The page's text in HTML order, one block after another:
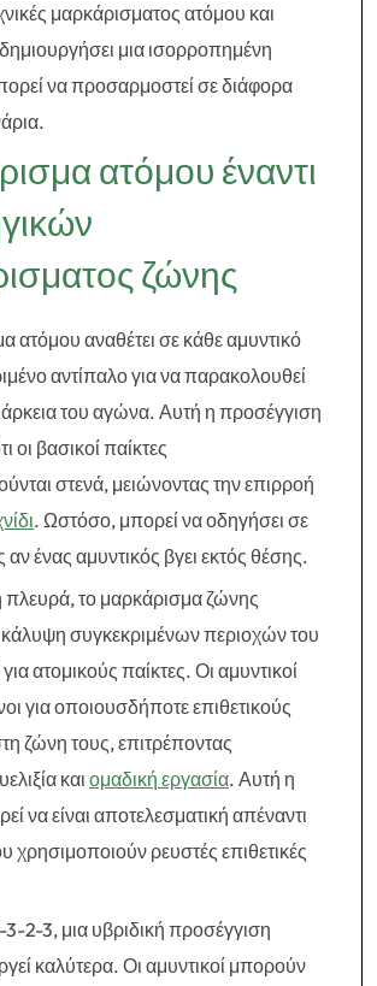
μαρκάρισματος ατόμου και
μια ισορροπημένη
να προσαρμοστεί σε διάφορα
ατόμου έναντι
ζώνης
ατόμου αναθέτει σε κάθε αμυντικό
αντίπαλο για να παρακολουθεί
του αγώνα. Αυτή η προσέγγιση
οι βασικοί παίκτες
στενά, μειώνοντας την επιρροή
. Ωστόσο, μπορεί να οδηγήσει σε
αν ένας αμυντικός βγει εκτός θέσης.
το μαρκάρισμα ζώνης
κάλυψη συγκεκριμένων περιοχών του
ατομικούς παίκτες. Οι αμυντικοί
για οποιουσδήποτε επιθετικούς
ζώνη τους, επιτρέποντας
και ομαδική εργασία. Αυτή η
να είναι αποτελεσματική απέναντι
χρησιμοποιούν ρευστές επιθετικές
3-2-3, μια υβριδική προσέγγιση
καλύτερα. Οι αμυντικοί μπορούν